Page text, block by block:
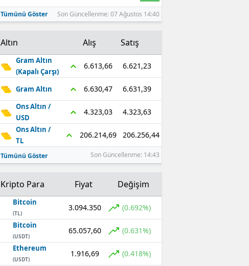
Tümünü Göster Son Güncellenme: 07 Ağustos 14:40
Altın Alış Satış
Gram Altın
(Kapalı Çarşı)
6.613,66 6.621,23
Gram Altın 6.630,47 6.631,39
Ons Altın /
USD
4.323,03 4.323,63
Ons Altın /
TL
206.214,69 206.256,44
Tümünü Göster Son Güncellenme: 14:43
Kripto Para Fiyat Değişim
Bitcoin
(TL)
3.094.350 (0.692%)
Bitcoin
(USDT)
65.057,60 (0.631%)
Ethereum
(USDT)
1.916,69 (0.418%)